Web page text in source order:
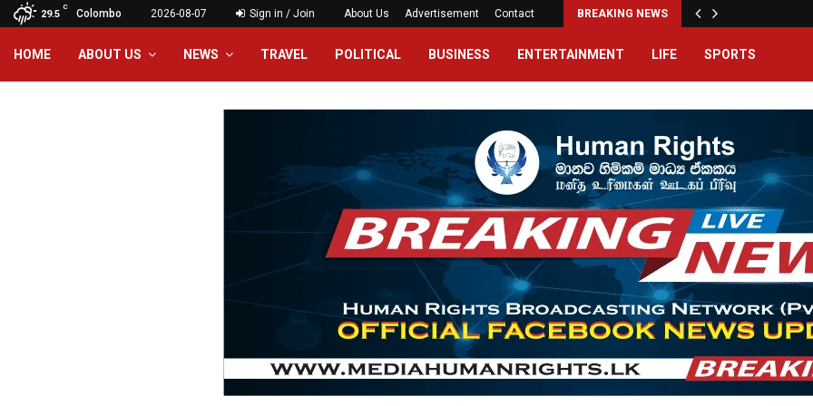
29.5
C
Colombo 2026-08-07 Sign in / Join About Us Advertisement Contact BREAKING NEWS
HOME ABOUT US NEWS TRAVEL POLITICAL BUSINESS ENTERTAINMENT LIFE SPORTS